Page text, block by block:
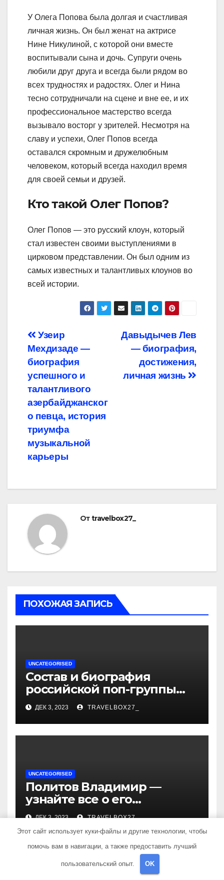
У Олега Попова была долгая и счастливая
личная жизнь. Он был женат на актрисе
Нине Никулиной, с которой они вместе
воспитывали сына и дочь. Супруги очень
любили друг друга и всегда были рядом во
всех трудностях и радостях. Олег и Нина
тесно сотрудничали на сцене и вне ее, и их
профессиональное мастерство всегда
вызывало восторг у зрителей. Несмотря на
славу и успехи, Олег Попов всегда
оставался скромным и дружелюбным
человеком, который всегда находил время
для своей семьи и друзей.
Кто такой Олег Попов?
Олег Попов — это русский клоун, который
стал известен своими выступлениями в
цирковом представлении. Он был одним из
самых известных и талантливых клоунов во
всей истории.
Навигация
по
записям
Давыдычев Лев
— биография,
достижения,
личная жизнь
Узеир
Мехдизаде —
биография
успешного и
талантливого
азербайджанског
о певца, история
триумфа
музыкальной
карьеры
Отtravelbox27_
ПОХОЖАЯ ЗАПИСЬ
UNCATEGORISED
Состав и биография
российской поп-группы
«Иванушки интернешнл»
— история успеха, музыка
и судьбы участников
ДЕК 3, 2023 TRAVELBOX27_
UNCATEGORISED
Политов Владимир —
узнайте все о его
биографии, возрасте и
достижениях!
ДЕК 3, 2023 TRAVELBOX27_
Этот сайт использует куки-файлы и другие технологии, чтобы
помочь вам в навигации, а также предоставить лучший
пользовательский опыт. OK